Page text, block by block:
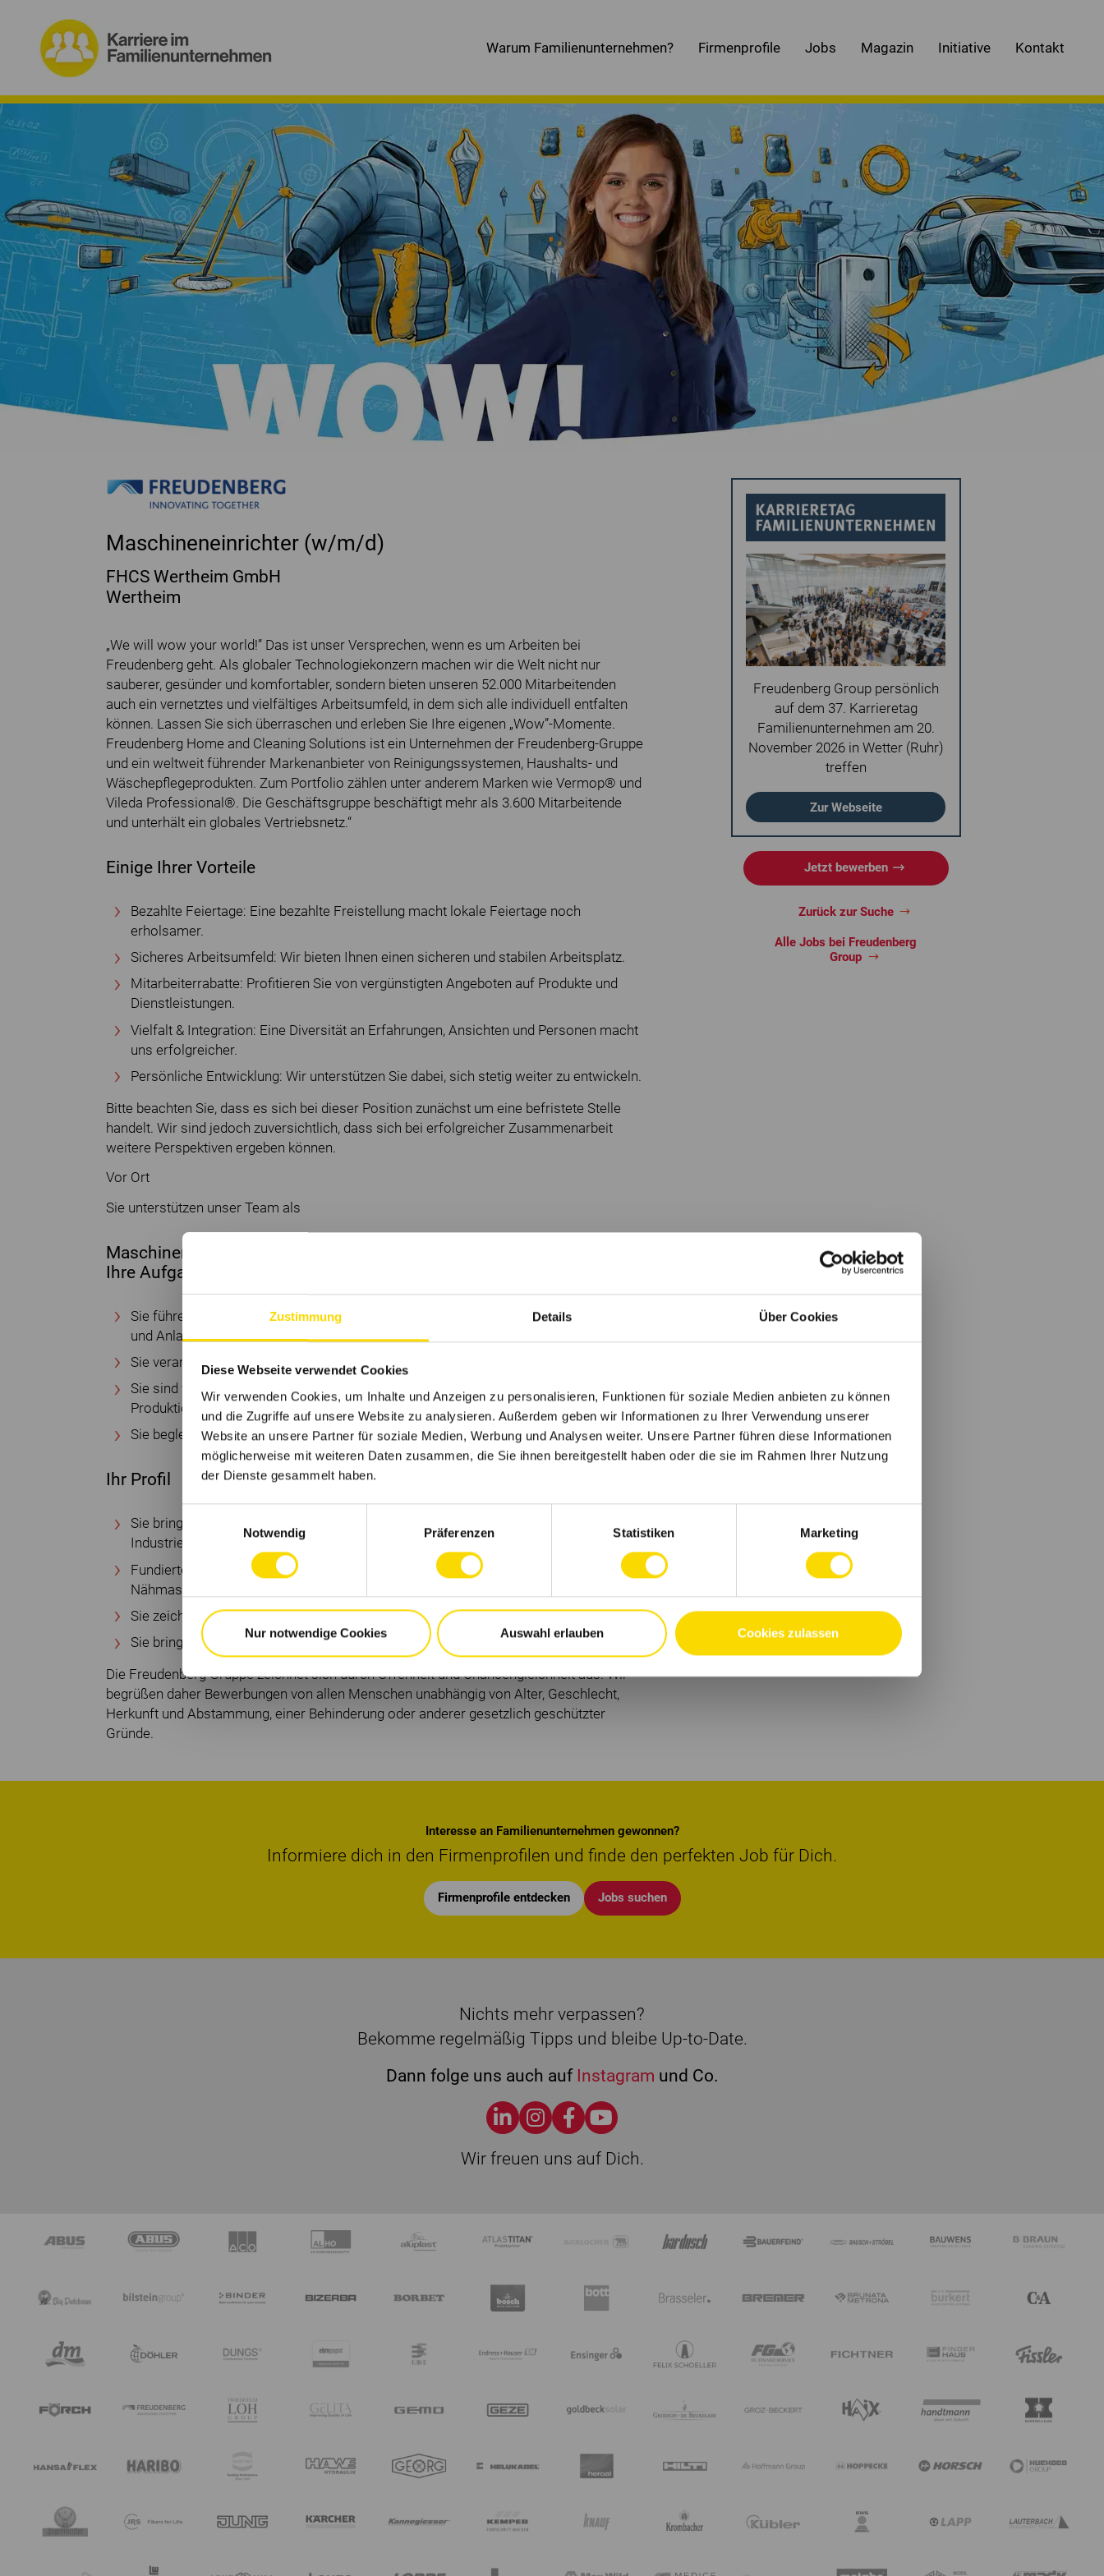
Zustimmung Details Über Cookies
Diese Webseite verwendet Cookies
Wir verwenden Cookies, um Inhalte und Anzeigen zu personalisieren, Funktionen für soziale Medien anbieten zu können
und die Zugriffe auf unsere Website zu analysieren. Außerdem geben wir Informationen zu Ihrer Verwendung unserer
Website an unsere Partner für soziale Medien, Werbung und Analysen weiter. Unsere Partner führen diese Informationen
möglicherweise mit weiteren Daten zusammen, die Sie ihnen bereitgestellt haben oder die sie im Rahmen Ihrer Nutzung
der Dienste gesammelt haben.
Notwendig
Präferenzen Statistiken Marketing
Nur notwendige Cookies Auswahl erlauben Cookies zulassen
Warum Familienunternehmen? Firmenprofile Jobs Magazin Initiative Kontakt
Maschineneinrichter (w/m/d)
FHCS Wertheim GmbH
Wertheim
„We will wow your world!” Das ist unser Versprechen, wenn es um Arbeiten bei
Freudenberg geht. Als globaler Technologiekonzern machen wir die Welt nicht nur
sauberer, gesünder und komfortabler, sondern bieten unseren 52.000 Mitarbeitenden
auch ein vernetztes und vielfältiges Arbeitsumfeld, in dem sich alle individuell entfalten
können. Lassen Sie sich überraschen und erleben Sie Ihre eigenen „Wow”-Momente.
Freudenberg Home and Cleaning Solutions ist ein Unternehmen der Freudenberg-Gruppe
und ein weltweit führender Markenanbieter von Reinigungssystemen, Haushalts- und
Wäschepflegeprodukten. Zum Portfolio zählen unter anderem Marken wie Vermop® und
Vileda Professional®. Die Geschäftsgruppe beschäftigt mehr als 3.600 Mitarbeitende
und unterhält ein globales Vertriebsnetz.“
Einige Ihrer Vorteile
Bezahlte Feiertage: Eine bezahlte Freistellung macht lokale Feiertage noch
erholsamer.
Sicheres Arbeitsumfeld: Wir bieten Ihnen einen sicheren und stabilen Arbeitsplatz.
Mitarbeiterrabatte: Profitieren Sie von vergünstigten Angeboten auf Produkte und
Dienstleistungen.
Vielfalt & Integration: Eine Diversität an Erfahrungen, Ansichten und Personen macht
uns erfolgreicher.
Persönliche Entwicklung: Wir unterstützen Sie dabei, sich stetig weiter zu entwickeln.
Bitte beachten Sie, dass es sich bei dieser Position zunächst um eine befristete Stelle
handelt. Wir sind jedoch zuversichtlich, dass sich bei erfolgreicher Zusammenarbeit
weitere Perspektiven ergeben können.
Vor Ort
Sie unterstützen unser Team als
Maschineneinrichter (w/m/d)
Ihre Aufgaben
Sie führen Wartungen, Reperatorren und Instandhaltungsarbeiten von Nähmaschinen
und Anlagen durch
Sie verantworten das Umrüsten der Anlagen auf verschiedene Produkte
Sie sind verantwortlich für die Problembeseitigung und Anpassung der
Produktionsmaschinen auf diverse Materialien
Sie begleiten Modernisierungen und Umbau von Anlagen
Ihr Profil
Sie bringen eine erfolgreich abgeschlossene Berufsausbildung zum
Industriemechaniker oder vergleichbare Qualifikation mit
Fundierte Fachkenntnisse in Pneumatik und Mechanik sind wünschenswert,
Nähmaschinenkenntnisse sind vorteilhaft
Sie zeichnet ein hohes Maß an technischen und organisatorischen Verständnis aus
Sie bringen eine uneingeschränkte Schichtbereitschaft mit
Die Freudenberg Gruppe zeichnet sich durch Offenheit und Chancengleichheit aus. Wir
begrüßen daher Bewerbungen von allen Menschen unabhängig von Alter, Geschlecht,
Herkunft und Abstammung, einer Behinderung oder anderer gesetzlich geschützter
Gründe.
Freudenberg Group persönlich
auf dem 37. Karrieretag
Familienunternehmen am 20.
November 2026 in Wetter (Ruhr)
treffen
Zur Webseite
Jetzt bewerben
Zurück zur Suche
Alle Jobs bei Freudenberg
Group
Interesse an Familienunternehmen gewonnen?
Informiere dich in den Firmenprofilen und finde den perfekten Job für Dich.
Firmenprofile entdecken Jobs suchen
Nichts mehr verpassen?
Bekomme regelmäßig Tipps und bleibe Up-to-Date.
Dann folge uns auch auf Instagram und Co.
Wir freuen uns auf Dich.